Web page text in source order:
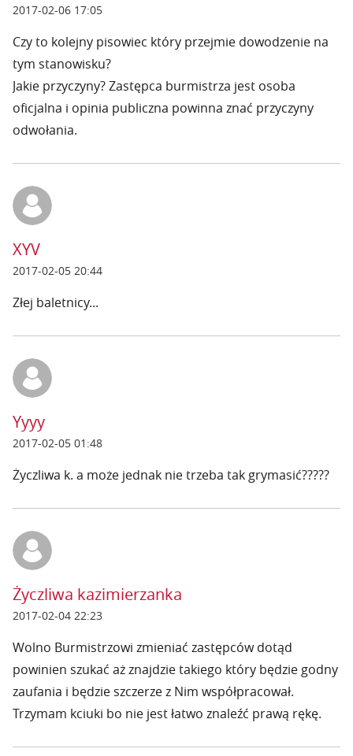
2017-02-06 17:05
Czy to kolejny pisowiec który przejmie dowodzenie na
tym stanowisku?
Jakie przyczyny? Zastępca burmistrza jest osoba
oficjalna i opinia publiczna powinna znać przyczyny
odwołania.
XYV
2017-02-05 20:44
Złej baletnicy...
Yyyy
2017-02-05 01:48
Życzliwa k. a może jednak nie trzeba tak grymasić?????
Życzliwa kazimierzanka
2017-02-04 22:23
Wolno Burmistrzowi zmieniać zastępców dotąd
powinien szukać aż znajdzie takiego który będzie godny
zaufania i będzie szczerze z Nim współpracował.
Trzymam kciuki bo nie jest łatwo znaleźć prawą rękę.